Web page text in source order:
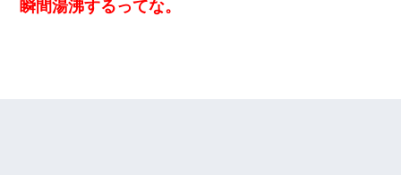
ミスした新人(
)に冗談で「行為させてくれたら許してあげる」
瞬間湯沸するってな。